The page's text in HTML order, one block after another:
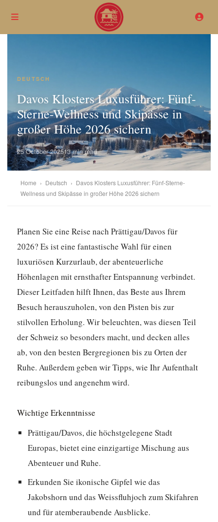
DEUTSCH
Davos Klosters Luxusführer: Fünf-
Sterne-Wellness und Skipässe in
großer Höhe 2026 sichern
25 October 202513 min read
Home › Deutsch › Davos Klosters Luxusführer: Fünf-Sterne-
Wellness und Skipässe in großer Höhe 2026 sichern
Planen Sie eine Reise nach Prättigau/Davos für
2026? Es ist eine fantastische Wahl für einen
luxuriösen Kurzurlaub, der abenteuerliche
Höhenlagen mit ernsthafter Entspannung verbindet.
Dieser Leitfaden hilft Ihnen, das Beste aus Ihrem
Besuch herauszuholen, von den Pisten bis zur
stilvollen Erholung. Wir beleuchten, was diesen Teil
der Schweiz so besonders macht, und decken alles
ab, von den besten Bergregionen bis zu Orten der
Ruhe. Außerdem geben wir Tipps, wie Ihr Aufenthalt
reibungslos und angenehm wird.
Wichtige Erkenntnisse
Prättigau/Davos, die höchstgelegene Stadt
Europas, bietet eine einzigartige Mischung aus
Abenteuer und Ruhe.
Erkunden Sie ikonische Gipfel wie das
Jakobshorn und das Weissfluhjoch zum Skifahren
und für atemberaubende Ausblicke.